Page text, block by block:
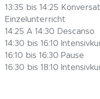
13:35 bis 14:25
Einzelunterricht
14:25 A 14:30 Descanso
14:30 bis 16:10
16:10 bis 16:30 Pause
16:30 bis 18:10